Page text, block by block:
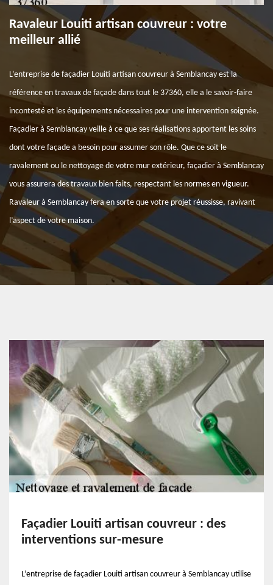
Ravaleur Louiti artisan couvreur : votre
meilleur allié
L’entreprise de façadier Louiti artisan couvreur à Semblancay est la
référence en travaux de façade dans tout le 37360, elle a le savoir-faire
incontesté et les équipements nécessaires pour une intervention soignée.
Façadier à Semblancay veille à ce que ses réalisations apportent les soins
dont votre façade a besoin pour assumer son rôle. Que ce soit le
ravalement ou le nettoyage de votre mur extérieur, façadier à Semblancay
vous assurera des travaux bien faits, respectant les normes en vigueur.
Ravaleur à Semblancay fera en sorte que votre projet réussisse, ravivant
l’aspect de votre maison.
Façadier Louiti artisan couvreur : des
interventions sur-mesure
L’entreprise de façadier Louiti artisan couvreur à Semblancay utilise